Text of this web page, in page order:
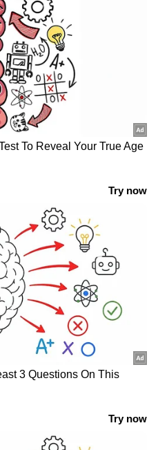
ചിത്രം
ഇല്ലായിരുന്നു.
കാര്യത്തിലും
സിനിമ ലോകം
എടുക്കാന്‍
ഗംഭീര
ഇനി
ചെയ്യാം